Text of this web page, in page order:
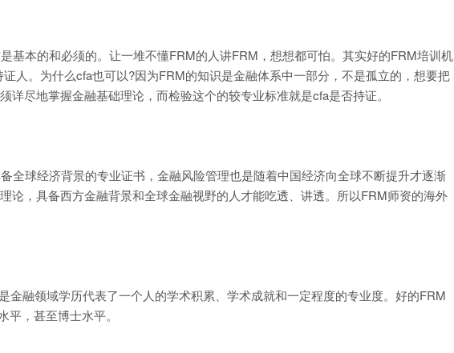
基本的和必须的。让一堆不懂FRM的人讲FRM，想想都可怕。其实好的FRM培训机
人。为什么cfa也可以?因为FRM的知识是金融体系中一部分，不是孤立的，想要把
详尽地掌握金融基础理论，而检验这个的较专业标准就是cfa是否持证。
全球经济背景的专业证书，金融风险管理也是随着中国经济向全球不断提升才逐渐
论，具备西方金融背景和全球金融视野的人才能吃透、讲透。所以FRM师资的海外
金融领域学历代表了一个人的学术积累、学术成就和一定程度的专业度。好的FRM
，甚至博士水平。